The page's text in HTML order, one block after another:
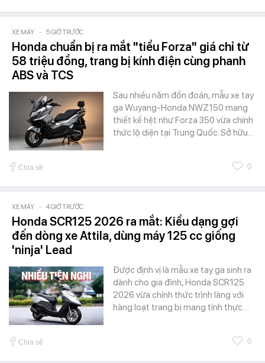
XE MÁY - 5 GIỜ TRƯỚC
Honda chuẩn bị ra mắt "tiểu Forza" giá chỉ từ
58 triệu đồng, trang bị kính điện cùng phanh
ABS và TCS
Sau nhiều năm đồn đoán, mẫu xe tay
ga Wuyang-Honda NWZ150 mang
thiết kế hệt như Forza 350 vừa chính
thức lộ diện tại Trung Quốc. Sở hữu…
Chia sẻ 0
XE MÁY - 4 GIỜ TRƯỚC
Honda SCR125 2026 ra mắt: Kiểu dạng gợi
đến dòng xe Attila, dùng máy 125 cc giống
'ninja' Lead
Được định vị là mẫu xe tay ga sinh ra
dành cho gia đình, Honda SCR125
2026 vừa chính thức trình làng với
hàng loạt trang bị mang tính thực…
Chia sẻ 0